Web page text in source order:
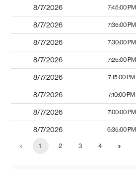
8/7/2026 7:45:00 PM
8/7/2026 7:35:00 PM
8/7/2026 7:30:00 PM
8/7/2026 7:25:00 PM
8/7/2026 7:15:00 PM
8/7/2026 7:10:00 PM
8/7/2026 7:00:00 PM
8/7/2026 6:35:00 PM
1 2 3 4